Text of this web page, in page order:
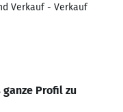
Verkauf - Verkauf
ganze Profil zu